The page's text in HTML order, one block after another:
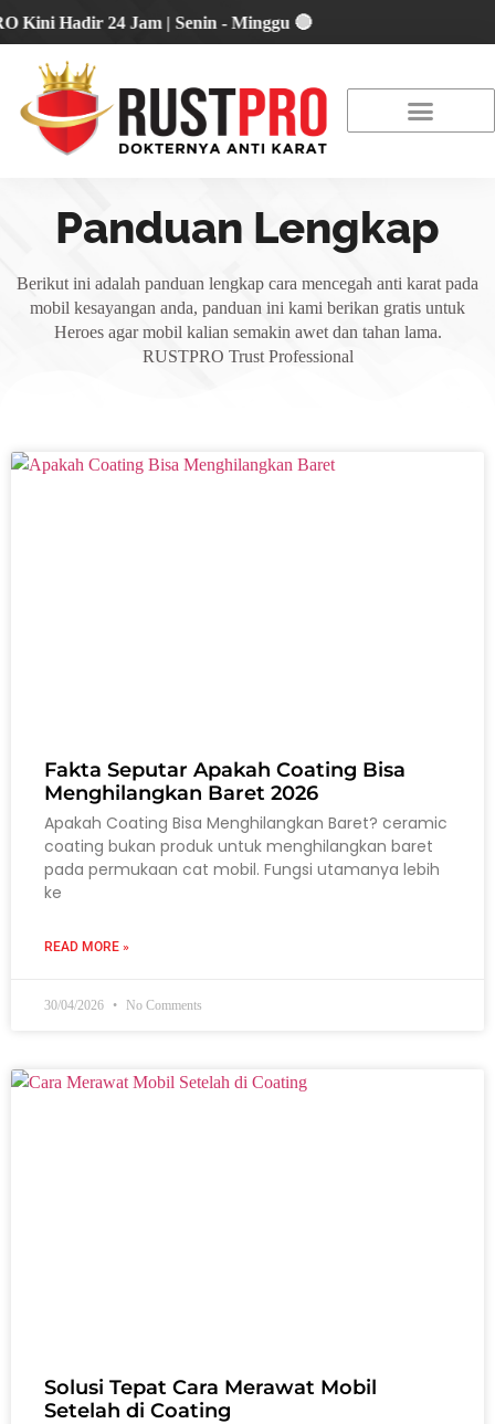
Hadir 24 Jam | Senin - Minggu 🔴
Panduan Lengkap
Berikut ini adalah panduan lengkap cara mencegah anti karat pada
mobil kesayangan anda, panduan ini kami berikan gratis untuk
Heroes agar mobil kalian semakin awet dan tahan lama.
RUSTPRO Trust Professional
Fakta Seputar Apakah Coating Bisa
Menghilangkan Baret 2026
Apakah Coating Bisa Menghilangkan Baret? ceramic
coating bukan produk untuk menghilangkan baret
pada permukaan cat mobil. Fungsi utamanya lebih
ke
READ MORE »
30/04/2026 No Comments
Solusi Tepat Cara Merawat Mobil
Setelah di Coating